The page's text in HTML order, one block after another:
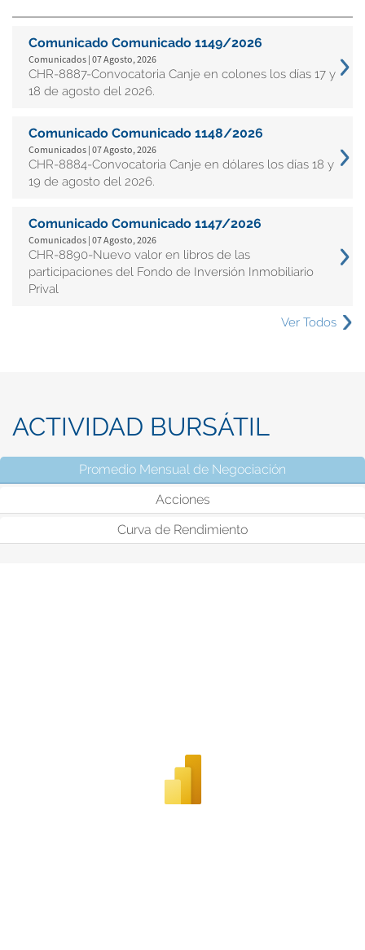
Comunicado Comunicado 1149/2026
Comunicados | 07 Agosto, 2026
CHR-8887-Convocatoria Canje en colones los días 17 y
18 de agosto del 2026.
Comunicado Comunicado 1148/2026
Comunicados | 07 Agosto, 2026
CHR-8884-Convocatoria Canje en dólares los días 18 y
19 de agosto del 2026.
Comunicado Comunicado 1147/2026
Comunicados | 07 Agosto, 2026
CHR-8890-Nuevo valor en libros de las
participaciones del Fondo de Inversión Inmobiliario
Prival
Ver Todos
ACTIVIDAD BURSÁTIL
Promedio Mensual de Negociación
Acciones
Curva de Rendimiento